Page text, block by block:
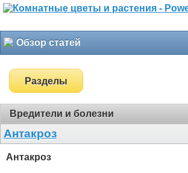
Обзор статей
Разделы
Вредители и болезни
Антакроз
Антакроз